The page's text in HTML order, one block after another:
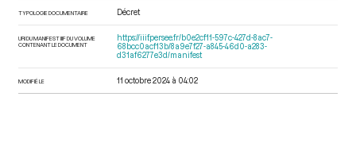
TYPOLOGIE DOCUMENTAIRE Décret
URI DU MANIFEST IIIF DU VOLUME
CONTENANT LE DOCUMENT
https://iiif.persee.fr/b0e2cf11-597c-427d-8ac7-
68bcc0acf13b/8a9e7f27-a845-46d0-a283-
d31af6277e3d/manifest
MODIFIÉ LE 11 octobre 2024 à 04:02